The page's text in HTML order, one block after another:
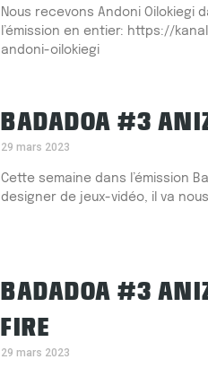
Nous recevons Andoni Oilokiegi
l’émission en entier: https://
andoni-oilokiegi
BADADOA #3
29 mars 2023
Cette semaine dans l’émission
designer de jeux-vidéo, il va
BADADOA #3
FIRE
29 mars 2023